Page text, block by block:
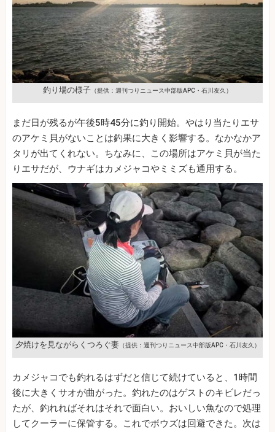
釣り場の様子 （提供：週刊つりニュース中部版APC・石川友久）
まだ日が残るが午後5時45分に釣り開始。やはり当たりエサ
のアケミ貝がないことは釣果に大きく影響する。なかなかア
タリが出てくれない。ちなみに、この場所はアケミ貝が当た
りエサだが、ウナギはカメジャコやミミズも通用する。
夕焼けを見ながらくつろぐ妻（提供：週刊つりニュース中部版APC・石川友久）
カメジャコでも釣れるはずだと信じて続けていると、1時間
後に大きくサオが曲がった。釣れたのはゲストのキビレだっ
たが、釣れればそれはそれで面白い。おいしい魚なので処理
してクーラーに保管する。これでボウズは回避できた。次は